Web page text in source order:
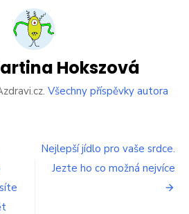
Hokszová
Všechny příspěvky autora
Nejlepší jídlo pro vaše srdce.
Jezte ho co možná nejvíce